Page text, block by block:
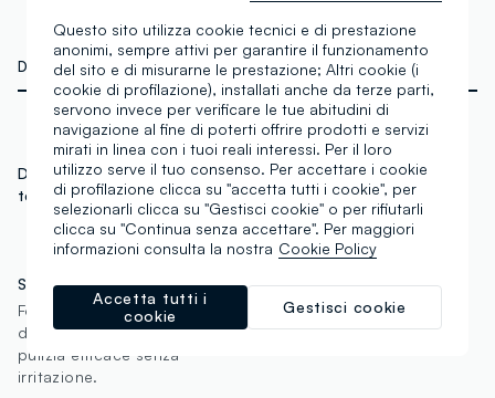
DETTAGLI TECNICI
Dermatologicamente
testato
Senza EDTA
Evitando l'uso di un
ingrediente sintetico non
biodegradabile, il prodotto
risulta adatto anche a chi
ha la pelle sensibile.
Senza SLES
Formula con tensioattivi più
delicati per fornire una
pulizia efficace senza
irritazione.
Senza parabeni
Questo sito utilizza cookie tecnici e di prestazione
anonimi, sempre attivi per garantire il funzionamento
del sito e di misurarne le prestazione; Altri cookie (i
cookie di profilazione), installati anche da terze parti,
servono invece per verificare le tue abitudini di
navigazione al fine di poterti offrire prodotti e servizi
mirati in linea con i tuoi reali interessi. Per il loro
utilizzo serve il tuo consenso. Per accettare i cookie
di profilazione clicca su "accetta tutti i cookie", per
selezionarli clicca su "Gestisci cookie" o per rifiutarli
clicca su "Continua senza accettare". Per maggiori
informazioni consulta la nostra Cookie Policy
Gestisci cookie
Accetta tutti i
cookie